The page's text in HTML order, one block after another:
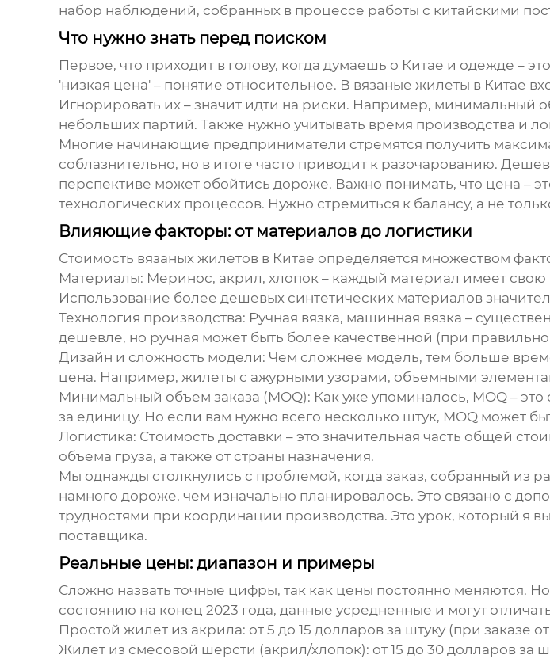
набор наблюдений, собранных в процессе работы с китайскими
Что нужно знать перед поиском
Первое, что приходит в голову, когда думаешь о Китае и одежде –
'низкая цена' – понятие относительное. В вязаные жилеты в Китае
Игнорировать их – значит идти на риски. Например, минимальный
небольших партий. Также нужно учитывать время производства и
Многие начинающие предприниматели стремятся получить
соблазнительно, но в итоге часто приводит к разочарованию.
перспективе может обойтись дороже. Важно понимать, что цена –
технологических процессов. Нужно стремиться к балансу, а не
Влияющие факторы: от материалов до логистики
Стоимость вязаных жилетов в Китае определяется множеством
Материалы: Меринос, акрил, хлопок – каждый материал имеет
Использование более дешевых синтетических материалов
Технология производства: Ручная вязка, машинная вязка –
дешевле, но ручная может быть более качественной (при
Дизайн и сложность модели: Чем сложнее модель, тем больше
цена. Например, жилеты с ажурными узорами, объемными
Минимальный объем заказа (MOQ): Как уже упоминалось, MOQ –
за единицу. Но если вам нужно всего несколько штук, MOQ может
Логистика: Стоимость доставки – это значительная часть общей
объема груза, а также от страны назначения.
Мы однажды столкнулись с проблемой, когда заказ, собранный из
намного дороже, чем изначально планировалось. Это связано с
трудностями при координации производства. Это урок, который я
поставщика.
Реальные цены: диапазон и примеры
Сложно назвать точные цифры, так как цены постоянно меняются.
состоянию на конец 2023 года, данные усредненные и могут
Простой жилет из акрила: от 5 до 15 долларов за штуку (при заказе
Жилет из смесовой шерсти (акрил/хлопок): от 15 до 30 долларов за